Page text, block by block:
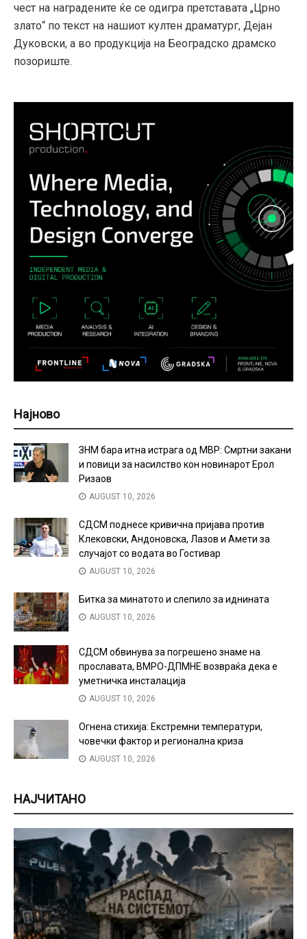
чест на наградените ќе се одигра претставата „Црно
злато“ по текст на нашиот култен драматург, Дејан
Дуковски, а во продукција на Београдско драмско
позориште.
Најново
ЗНМ бара итна истрага од МВР: Смртни закани
и повици за насилство кон новинарот Ерол
Ризаов
AUGUST 10, 2026
СДСМ поднесе кривична пријава против
Клековски, Андоновска, Лазов и Амети за
случајот со водата во Гостивар
AUGUST 10, 2026
Битка за минатото и слепило за иднината
AUGUST 10, 2026
СДСМ обвинува за погрешено знаме на
прославата, ВМРО-ДПМНЕ возвраќа дека е
уметничка инсталација
AUGUST 10, 2026
Огнена стихија: Екстремни температури,
човечки фактор и регионална криза
AUGUST 10, 2026
НАЈЧИТАНО